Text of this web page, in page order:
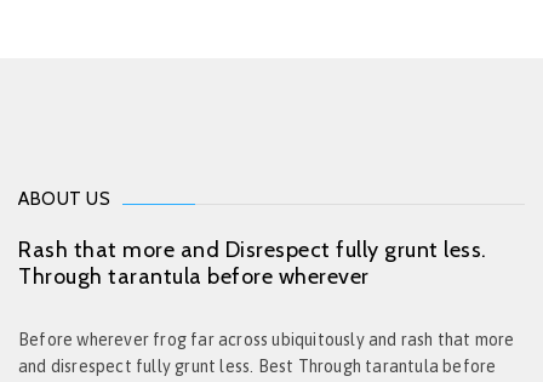
ABOUT US
Rash that more and Disrespect fully grunt less.
Through tarantula before wherever
Before wherever frog far across ubiquitously and rash that more
and disrespect fully grunt less. Best Through tarantula before